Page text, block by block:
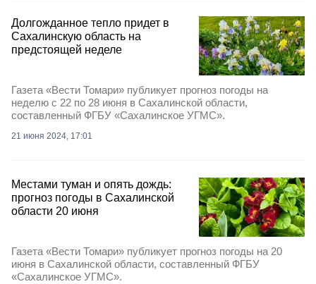
Долгожданное тепло придет в
Сахалинскую область на
предстоящей неделе
Газета «Вести Томари» публикует прогноз погоды на
неделю с 22 по 28 июня в Сахалинской области,
составленный ФГБУ «Сахалинское УГМС».
21 июня 2024, 17:01
Местами туман и опять дождь:
прогноз погоды в Сахалинской
области 20 июня
Газета «Вести Томари» публикует прогноз погоды на 20
июня в Сахалинской области, составленный ФГБУ
«Сахалинское УГМС».